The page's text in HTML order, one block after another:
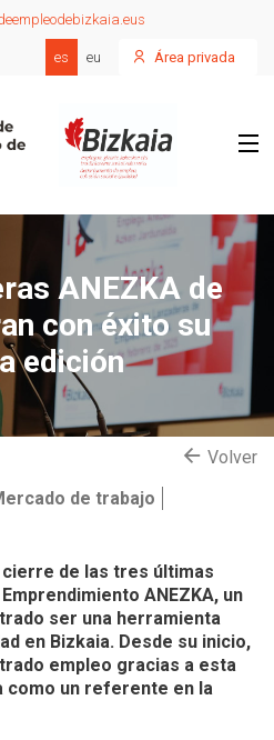
es eu Área privada
ANEZKA de
con éxito su
edición
Volver
de trabajo
de las tres últimas
ANEZKA, un
ser una herramienta
en Bizkaia. Desde su inicio,
empleo gracias a esta
como un referente en la